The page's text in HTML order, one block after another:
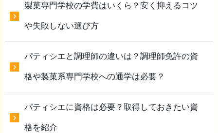
製菓専門学校の学費はいくら？安く抑えるコツ
や失敗しない選び方
パティシエと調理師の違いは？調理師免許の資
格や製菓系専門学校への通学は必要？
パティシエに資格は必要？取得しておきたい資
格を紹介